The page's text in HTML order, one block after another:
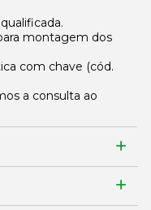
montagem dos
com chave (cód.
a consulta ao